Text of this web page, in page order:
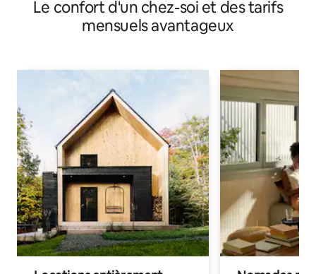
château
Le confort d'un chez-soi et des tarifs
mensuels avantageux